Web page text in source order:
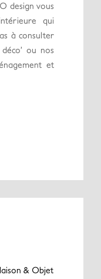
design vous
qui
à consulter
ou nos
et
& Objet